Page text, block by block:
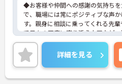
◆お客様や仲間への感謝の気持ち
で、職場には常にポジティブな声
す。親身に相談に乗ってくれる先
で日々の不安に寄り添う上司など
にさせないフォロー体制が万全。
く、中途入社でも自然と馴染める
◆無資格からでもプロフェッショナ
「資格取得支援制度」を完備して
修から国家資格である介護福祉士
詳細を見る